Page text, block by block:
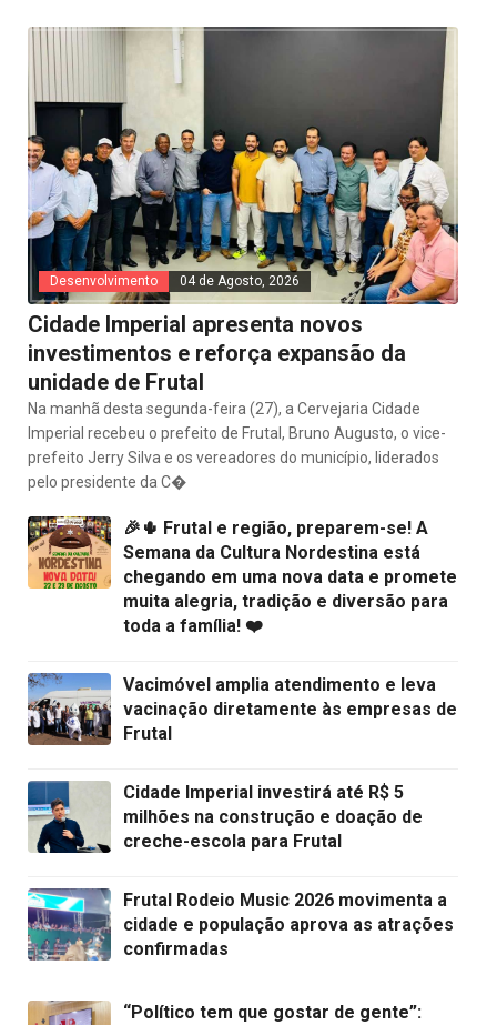
Desenvolvimento 04 de Agosto, 2026
Cidade Imperial apresenta novos
investimentos e reforça expansão da
unidade de Frutal
Na manhã desta segunda-feira (27), a Cervejaria Cidade
Imperial recebeu o prefeito de Frutal, Bruno Augusto, o vice-
prefeito Jerry Silva e os vereadores do município, liderados
pelo presidente da C�
🎉🌵 Frutal e região, preparem-se! A
Semana da Cultura Nordestina está
chegando em uma nova data e promete
muita alegria, tradição e diversão para
toda a família! ❤️
Vacimóvel amplia atendimento e leva
vacinação diretamente às empresas de
Frutal
Cidade Imperial investirá até R$ 5
milhões na construção e doação de
creche-escola para Frutal
Frutal Rodeio Music 2026 movimenta a
cidade e população aprova as atrações
confirmadas
“Político tem que gostar de gente”: